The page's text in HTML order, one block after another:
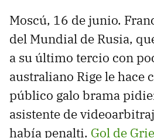
Moscú, 16 de junio.
del Mundial de Rusia,
a su último tercio con
australiano Rige le hace
público galo brama
asistente de
había penalti. Gol de